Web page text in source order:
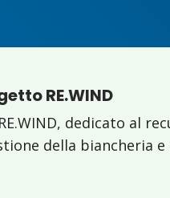
RE.WIND
dedicato al
della biancheria